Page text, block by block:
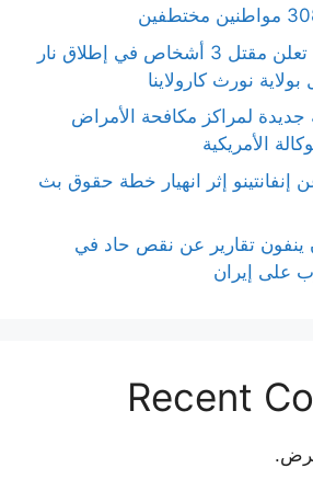
السلطات الأمريكية تعلن مقتل 3 أشخاص في إطلاق نار
نورث كارولاينا
جديدة لمراكز مكافحة الأمراض
الأمريكية
إنفانتينو إثر انهيار خطة حقوق بث
ينفون تقارير عن نقص حاد في
على إيران
Recent